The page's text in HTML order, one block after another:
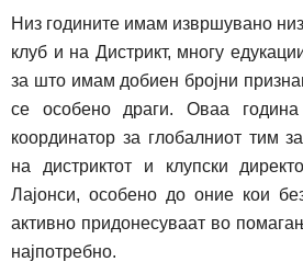
Низ годините имам извршувано
клуб и на Дистрикт, многу
за што имам добиен бројни
се особено драги. Оваа
координатор за глобалниот тим
на дистриктот и клупски
Лајонси, особено до оние кои
активно придонесуваат во
најпотребно.